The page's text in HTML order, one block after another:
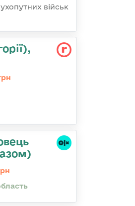
військ